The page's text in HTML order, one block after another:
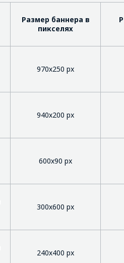
Размер баннера в
пикселях
970х250 px
940х200 px
600х90 px
300х600 px
240х400 px